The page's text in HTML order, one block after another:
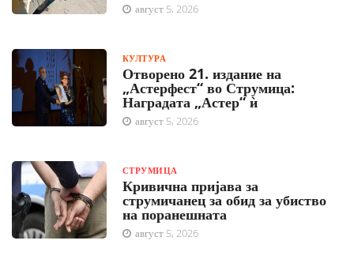
август 5, 2026
КУЛТУРА
Отворено 21. издание на
„Астерфест“ во Струмица:
Наградата „Астер“ ѝ
август 5, 2026
СТРУМИЦА
Кривична пријава за
струмичанец за обид за убиство
на поранешната
август 5, 2026